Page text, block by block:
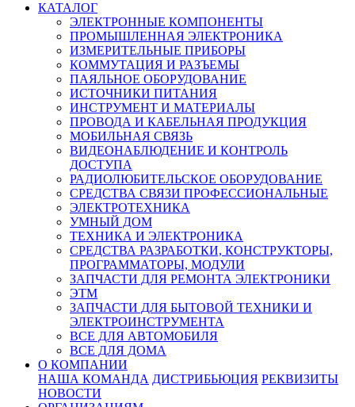
КАТАЛОГ
ЭЛЕКТРОННЫЕ КОМПОНЕНТЫ
ПРОМЫШЛЕННАЯ ЭЛЕКТРОНИКА
ИЗМЕРИТЕЛЬНЫЕ ПРИБОРЫ
КОММУТАЦИЯ И РАЗЪЕМЫ
ПАЯЛЬНОЕ ОБОРУДОВАНИЕ
ИСТОЧНИКИ ПИТАНИЯ
ИНСТРУМЕНТ И МАТЕРИАЛЫ
ПРОВОДА И КАБЕЛЬНАЯ ПРОДУКЦИЯ
МОБИЛЬНАЯ СВЯЗЬ
ВИДЕОНАБЛЮДЕНИЕ И КОНТРОЛЬ
ДОСТУПА
РАДИОЛЮБИТЕЛЬСКОЕ ОБОРУДОВАНИЕ
СРЕДСТВА СВЯЗИ ПРОФЕССИОНАЛЬНЫЕ
ЭЛЕКТРОТЕХНИКА
УМНЫЙ ДОМ
ТЕХНИКА И ЭЛЕКТРОНИКА
СРЕДСТВА РАЗРАБОТКИ, КОНСТРУКТОРЫ,
ПРОГРАММАТОРЫ, МОДУЛИ
ЗАПЧАСТИ ДЛЯ РЕМОНТА ЭЛЕКТРОНИКИ
ЭТМ
ЗАПЧАСТИ ДЛЯ БЫТОВОЙ ТЕХНИКИ И
ЭЛЕКТРОИНСТРУМЕНТА
ВСЕ ДЛЯ АВТОМОБИЛЯ
ВСЕ ДЛЯ ДОМА
О КОМПАНИИ
НАША КОМАНДА ДИСТРИБЬЮЦИЯ РЕКВИЗИТЫ
НОВОСТИ